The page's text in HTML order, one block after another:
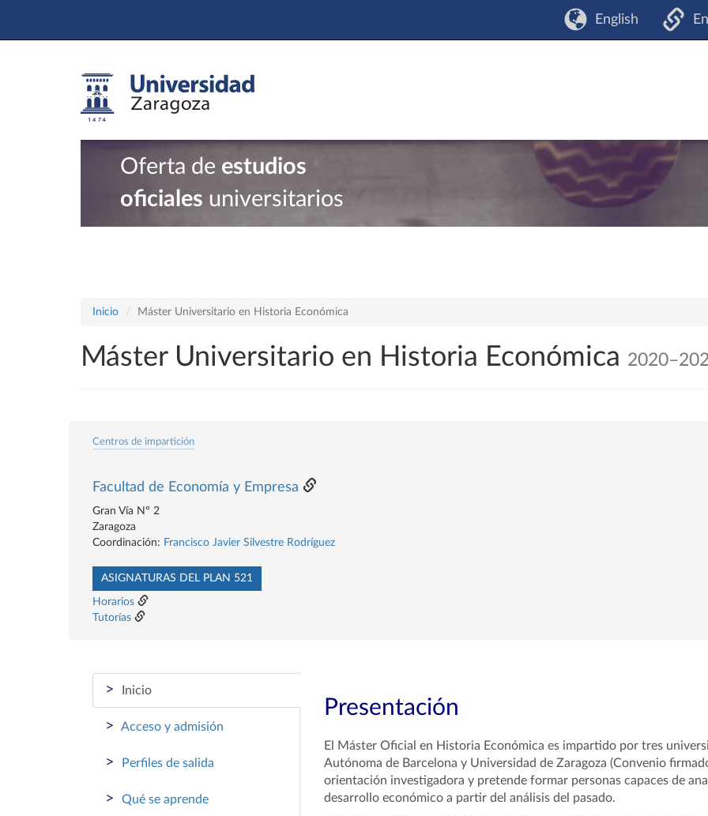
English
Oferta de estudios
oficiales universitarios
Inicio Máster Universitario en Historia Económica
Máster Universitario en Historia Económica
Centros de impartición
Facultad de Economía y Empresa
Gran Vía Nº 2
Zaragoza
Coordinación: Francisco Javier Silvestre Rodríguez
ASIGNATURAS DEL PLAN 521
Horarios
Tutorías
> Inicio
> Acceso y admisión
> Perfiles de salida
> Qué se aprende
Presentación
El Máster Oficial en Historia Económica es impartido por tres
Autónoma de Barcelona y Universidad de Zaragoza (Convenio
orientación investigadora y pretende formar personas capaces de
desarrollo económico a partir del análisis del pasado.